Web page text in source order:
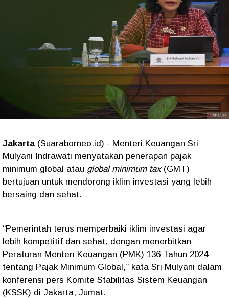
Jakarta(Suaraborneo.id) - Menteri Keuangan Sri
Mulyani Indrawati menyatakan penerapan pajak
minimum global atau global minimum tax(GMT)
bertujuan untuk mendorong iklim investasi yang lebih
bersaing dan sehat.
“Pemerintah terus memperbaiki iklim investasi agar
lebih kompetitif dan sehat, dengan menerbitkan
Peraturan Menteri Keuangan (PMK) 136 Tahun 2024
tentang Pajak Minimum Global,” kata Sri Mulyani dalam
konferensi pers Komite Stabilitas Sistem Keuangan
(KSSK) di Jakarta, Jumat.